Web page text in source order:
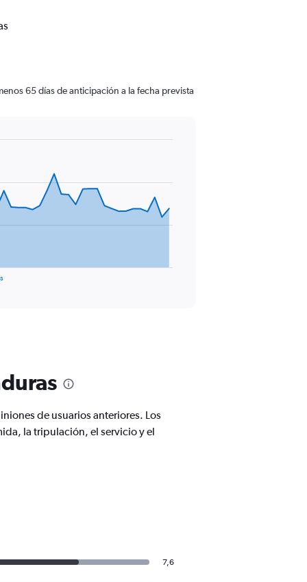
65 días de anticipación a la fecha prevista
de usuarios anteriores. Los
la tripulación, el servicio y el
7,6